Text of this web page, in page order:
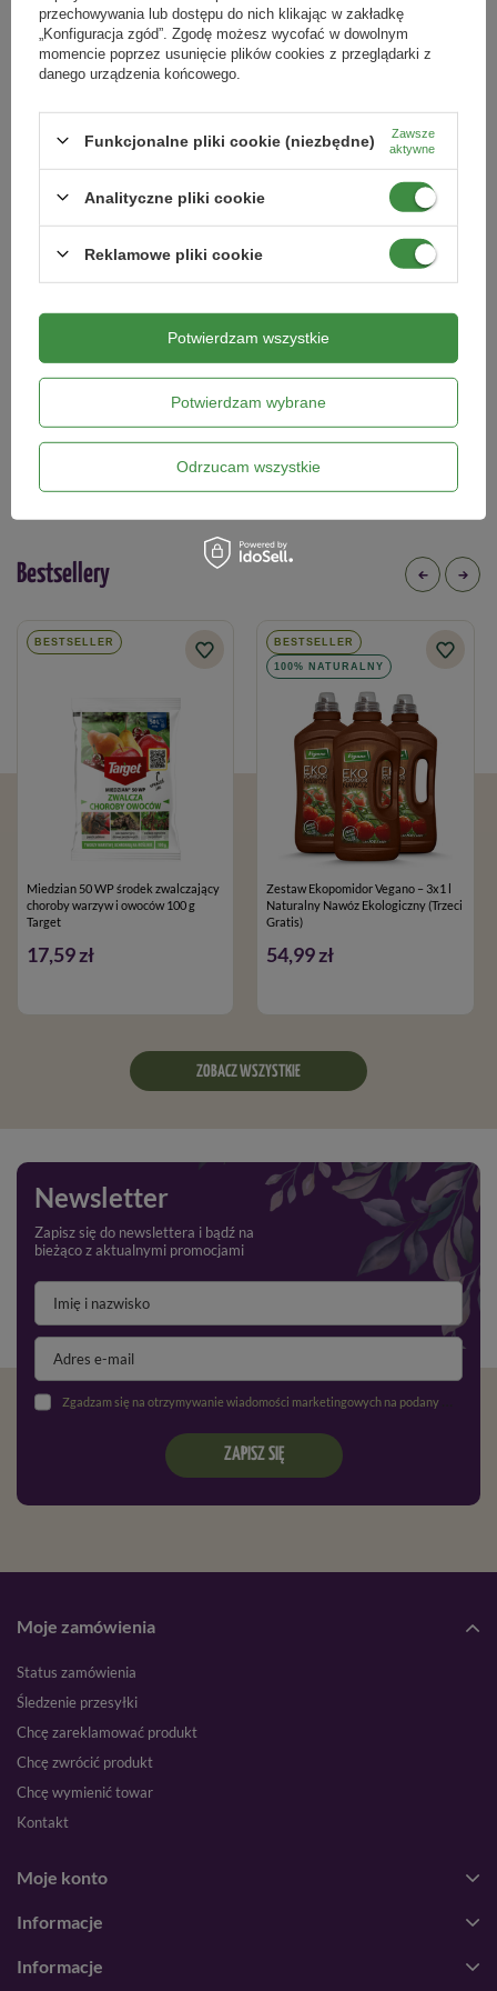
Opakowanie 1 kgwystarczy do obsianiaok. 400 m2.
Norma wysiewu:25 kg/ha
Facelia 25%
Gryka 25%
Słonecznik 15%
Olejarka Abisyńska 5%
Gorczyca Biała 8%
Rzodkiew Oleista 7%
Koniczyna Perska 7%
Koniczyna Biała 3%
Cechy produktu
Symbol
5903116994698
Opinie naszych klientów
Kategorie powiązane
Łąki kwietne,
Bestsellery
BESTSELLER
Miedzian 50 WP środek zwalczający
choroby warzyw i owoców 100 g
Target
17,59 zł
BESTSELLER
100% NATURALNY
Zestaw Ekopomidor Vegano – 3x1 l
Naturalny Nawóz Ekologiczny (Trzeci
Gratis)
54,99 zł
ZOBACZ WSZYSTKIE
Newsletter
Zapisz się do newslettera i bądź na
bieżąco z aktualnymi promocjami
Zgadzam się na otrzymywanie wiadomości marketingowych na podany adres e-mail oraz przetwarzanie danych osobowych zgodnie z
ZAPISZ SIĘ
Moje zamówienia
Status zamówienia
Śledzenie przesyłki
Chcę zareklamować produkt
Chcę zwrócić produkt
Chcę wymienić towar
Kontakt
Moje konto
Informacje
Informacje
przechowywania lub dostępu do nich klikając w zakładkę
„Konfiguracja zgód”. Zgodę możesz wycofać w dowolnym
momencie poprzez usunięcie plików cookies z przeglądarki z
danego urządzenia końcowego.
Funkcjonalne pliki cookie (niezbędne)
Zawsze
aktywne
Analityczne pliki cookie
Reklamowe pliki cookie
Potwierdzam wybrane
Odrzucam wszystkie
Potwierdzam wszystkie